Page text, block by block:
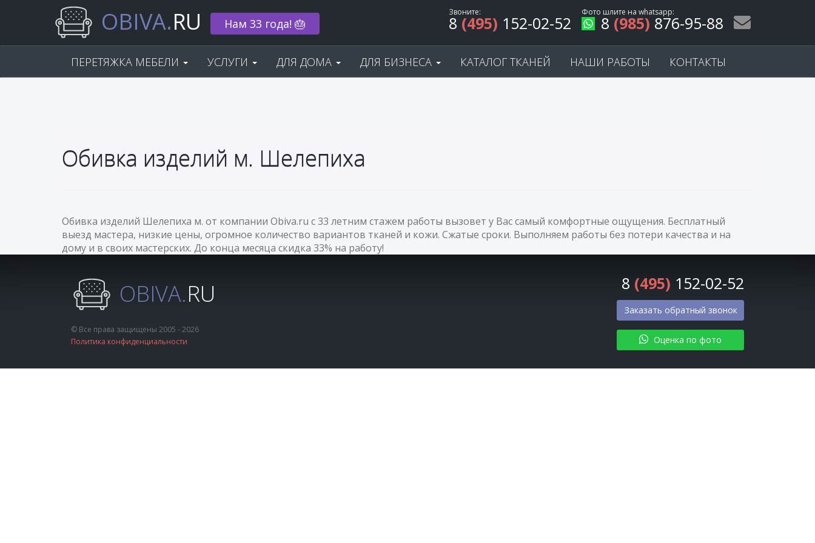
OBIVA.RU Нам 33 года! 🎂
Звоните:
8 (495) 152-02-52
Фото шлите на whatsapp:
8 (985) 876-95-88
ПЕРЕТЯЖКА МЕБЕЛИ УСЛУГИ ДЛЯ ДОМА ДЛЯ БИЗНЕСА КАТАЛОГ ТКАНЕЙ НАШИ РАБОТЫ КОНТАКТЫ
Обивка изделий м. Шелепиха
Обивка изделий Шелепиха м. от компании Obiva.ru с 33 летним стажем работы вызовет у Вас самый комфортные ощущения. Бесплатный
выезд мастера, низкие цены, огромное количество вариантов тканей и кожи. Сжатые сроки. Выполняем работы без потери качества и на
дому и в своих мастерских. До конца месяца скидка 33% на работу!
OBIVA.RU
© Все права защищены 2005 - 2026
Политика конфиденциальности
8 (495) 152-02-52
Заказать обратный звонок
Оценка по фото